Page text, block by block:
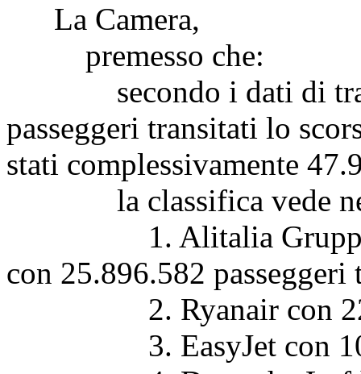
La Camera,
premesso che:
secondo i dati di
passeggeri transitati lo
stati complessivamente
la classifica vede
1. Alitalia Gruppo
con 25.896.582 passeggeri
2. Ryanair con
3. EasyJet con